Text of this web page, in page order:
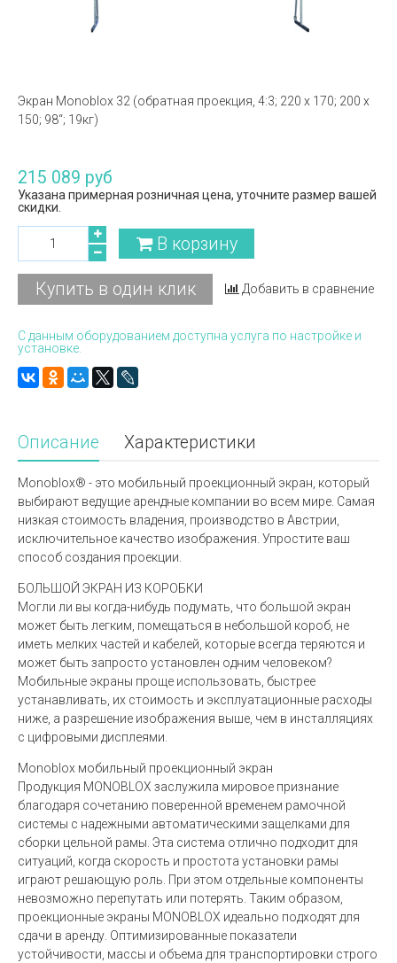
Экран Monoblox 32 (обратная проекция, 4:3; 220 x 170; 200 x
150; 98“; 19кг)
215 089 руб
Указана примерная розничная цена, уточните размер вашей
скидки.
В корзину
Купить в один клик Добавить в сравнение
С данным оборудованием доступна услуга по настройке и
установке.
Описание Характеристики
Monoblox® - это мобильный проекционный экран, который
выбирают ведущие арендные компании во всем мире. Самая
низкая стоимость владения, производство в Австрии,
исключительное качество изображения. Упростите ваш
способ создания проекции.
БОЛЬШОЙ ЭКРАН ИЗ КОРОБКИ
Могли ли вы когда-нибудь подумать, что большой экран
может быть легким, помещаться в небольшой короб, не
иметь мелких частей и кабелей, которые всегда теряются и
может быть запросто установлен одним человеком?
Мобильные экраны проще использовать, быстрее
устанавливать, их стоимость и эксплуатационные расходы
ниже, а разрешение изображения выше, чем в инсталляциях
с цифровыми дисплеями.
Monoblox мобильный проекционный экран
Продукция MONOBLOX заслужила мировое признание
благодаря сочетанию поверенной временем рамочной
системы с надежными автоматическими защелками для
сборки цельной рамы. Эта система отлично подходит для
ситуаций, когда скорость и простота установки рамы
играют решающую роль. При этом отдельные компоненты
невозможно перепутать или потерять. Таким образом,
проекционные экраны MONOBLOX идеально подходят для
сдачи в аренду. Оптимизированные показатели
устойчивости, массы и объема для транспортировки строго